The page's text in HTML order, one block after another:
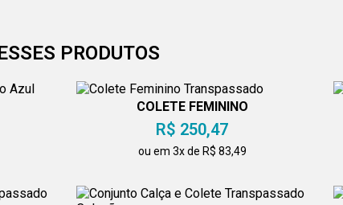
PRODUTOS
COLETE FEMININO
TRANSPASSADO
R$ 250,47
ou em 3x de R$ 83,49